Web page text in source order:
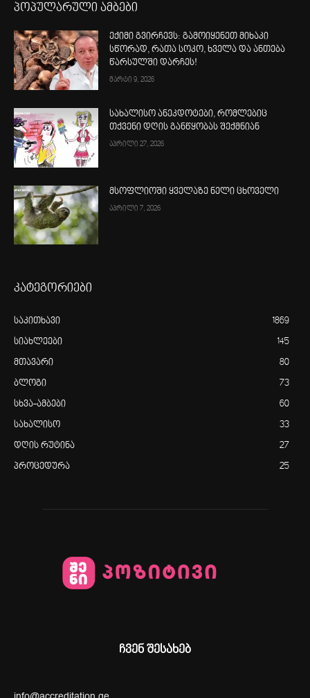
პოპულარული ამბები
ექიმი გვირჩევს: გამოიყენეთ მიხაკი
სწორად, რათა სოკო, ხველა და ანთება
წარსულში დარჩეს!
მარტი 9, 2026
სახალისო ანეკდოტები, რომლებიც
თქვენი დღის განწყობას შექმნიან
აპრილი 27, 2026
მსოფლიოში ყველაზე ნელი ცხოველი
აპრილი 7, 2026
კატეგორიები
საკითხავი 1869
სიახლეები 145
მთავარი 80
ბლოგი 73
სხვა-ამბები 60
სახალისო 33
დღის რუტინა 27
პროცედურა 25
ჩვენ შესახებ